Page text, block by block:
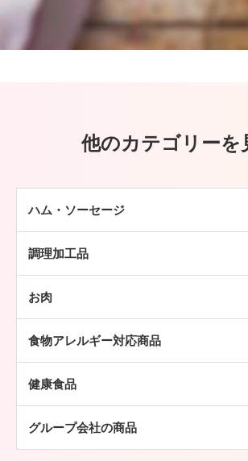
他のカテゴリーを
ハム・ソーセージ
その他
調理加工品
チキン加工品
パン・ピザ
常温食品
冷凍食品
その他
お肉
鶏肉
食物アレルギー対応商品
健康食品
グループ会社の商品